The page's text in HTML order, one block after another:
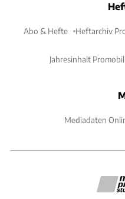
Abo & Hefte Heftarchiv
Jahresinhalt Promobil
Mediadaten